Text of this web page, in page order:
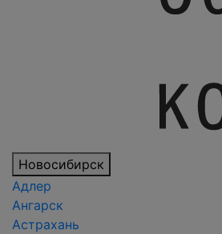
Новосибирск
Адлер
Ангарск
Астрахань